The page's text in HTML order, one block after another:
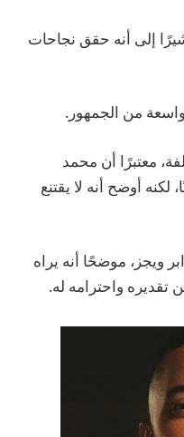
إلى أنه حقق نجاحات
من الجمهور.
رؤية وثقافة مختلفة، معتبرًا أن محمد
أوضح أنه لا يقتنع
ويجز، موضحًا أنه يراه
تقديره واحترامه له.